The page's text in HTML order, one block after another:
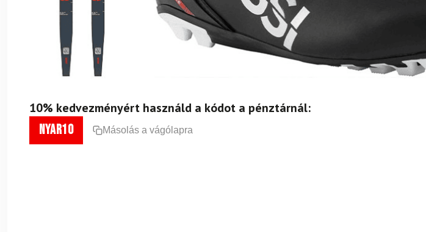
10% kedvezményért használd a kódot a pénztárnál:
nyar10 Másolás a vágólapra